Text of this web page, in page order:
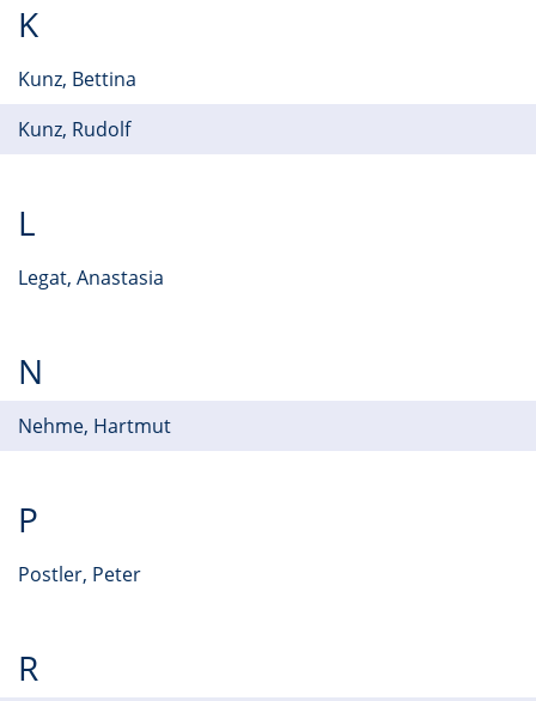
K
Kunz, Bettina
Kunz, Rudolf
L
Legat, Anastasia
N
Nehme, Hartmut
P
Postler, Peter
R